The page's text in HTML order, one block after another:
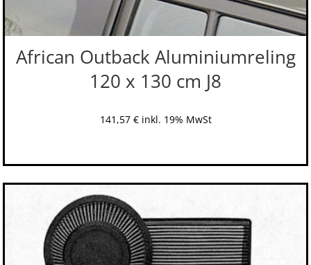
African Outback Aluminiumreling
120 x 130 cm J8
141,57 € inkl. 19% MwSt